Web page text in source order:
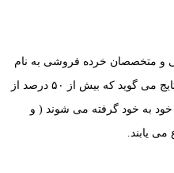
و متخصصان خرده فروشی به نام
گروپ نیمفن برگ ، انجام شده است نتایج می گوید که بیش از ۵۰ درصد از
به خود گرفته می شوند ( و
یابند.